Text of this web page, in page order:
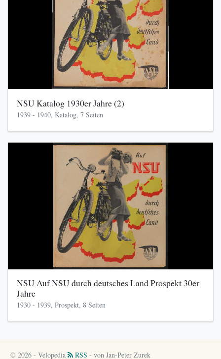
NSU Katalog 1930er Jahre (2)
1939 - 1940, Katalog, 7 Seiten
NSU Auf NSU durch deutsches Land Prospekt 30er
Jahre
1930 - 1939, Prospekt, 8 Seiten
© 2026 - Velopedia RSS - von Jan-Peter Zurek